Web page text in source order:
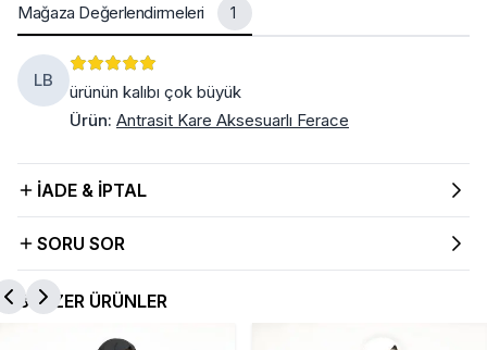
Mağaza Değerlendirmeleri 1
LB
ürünün kalıbı çok büyük
Ürün: Antrasit Kare Aksesuarlı Ferace
İADE & İPTAL
SORU SOR
BENZER ÜRÜNLER